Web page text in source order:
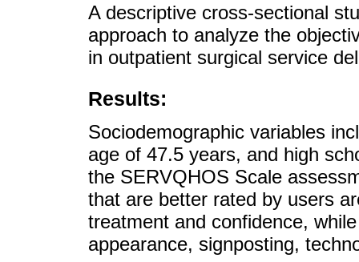
A descriptive cross-sectional
approach to analyze the
in outpatient surgical service
Results:
Sociodemographic variables
age of 47.5 years, and high
the SERVQHOS Scale
that are better rated by users
treatment and confidence,
appearance, signposting,